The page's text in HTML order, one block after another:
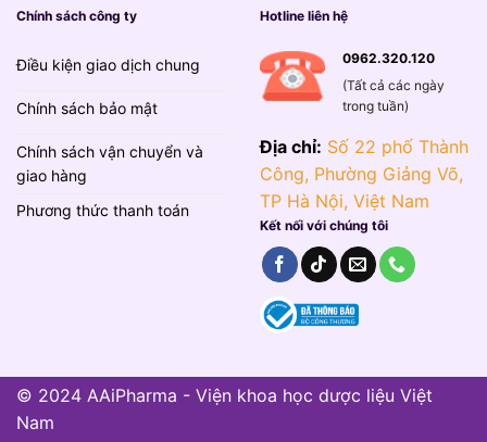
Chính sách công ty
Điều kiện giao dịch chung
Chính sách bảo mật
Chính sách vận chuyển và
giao hàng
Phương thức thanh toán
Hotline liên hệ
0962.320.120
(Tất cả các ngày
trong tuần)
Địa chỉ: Số 22 phố Thành
Công, Phường Giảng Võ,
TP Hà Nội, Việt Nam
Kết nối với chúng tôi
© 2024 AAiPharma - Viện khoa học dược liệu Việt
Nam